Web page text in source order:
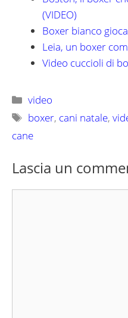
(VIDEO)
Boxer bianco
Leia, un boxer
Video cuccioli di
Categorie
video
Tag
boxer, cani natale,
cane
Lascia un